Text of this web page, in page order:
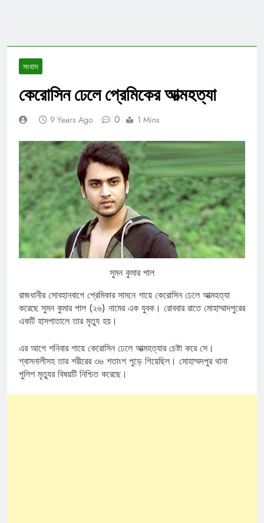
সংবাদ
কেরোসিন ঢেলে প্রেমিকের আত্মহত্যা
9 Years Ago 0 1 Mins
সুমন কুমার পাল
রাজধানীর সোবহানবাগে প্রেমিকার সামনে গায়ে কেরোসিন ঢেলে আত্মহত্যা
করেছে সুমন কুমার পাল (২৬) নামের এক যুবক। রোববার রাতে মোহাম্মাদপুরের
একটি হাসপাতালে তার মৃত্যু হয়।
এর আগে শনিবার গায়ে কেরোসিন ঢেলে আত্মহত্যার চেষ্টা করে সে।
শ্বাসনালীসহ তার শরীরের ৩৬ শতাংশ পুড়ে গিয়েছিল। মোহাম্মদপুর থানা
পুলিশ মৃত্যুর বিষয়টি নিশ্চিত করেছে।